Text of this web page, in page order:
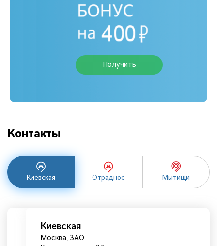
Получить
Контакты
Киевская Отрадное Мытищи
Киевская
Москва, ЗАО